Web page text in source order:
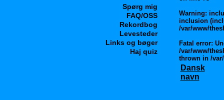
Spørg mig
FAQ/OSS
Rekordbog
Levesteder
Links og bøger
Haj quiz
Warning:
inclusion
/var/www/
Fatal error:
/var/www/
thrown in /
Dansk
navn